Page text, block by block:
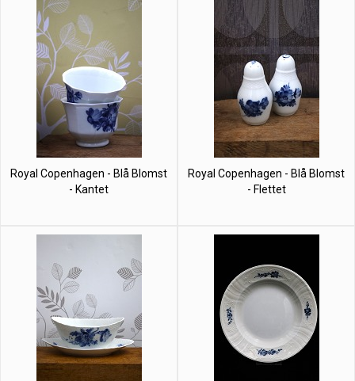
Royal Copenhagen - Blå Blomst
- Kantet
Royal Copenhagen - Blå Blomst
- Flettet